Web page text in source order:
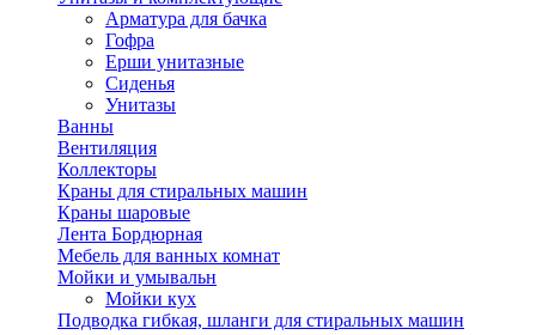
Арматура для бачка
Гофра
Ерши унитазные
Сиденья
Унитазы
Ванны
Вентиляция
Коллекторы
Краны для стиральных машин
Краны шаровые
Лента Бордюрная
Мебель для ванных комнат
Мойки и умывальн
Мойки кух
Подводка гибкая, шланги для стиральных машин